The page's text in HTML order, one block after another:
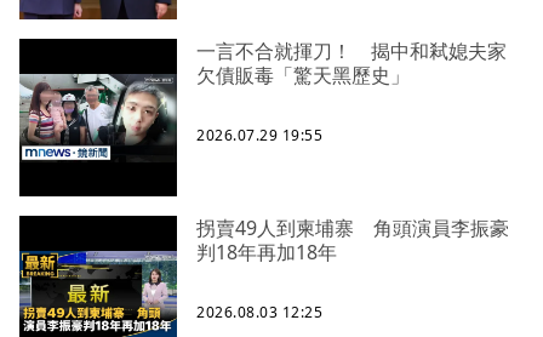
一言不合就揮刀！ 揭中和弒媳夫家
欠債販毒「驚天黑歷史」
2026.07.29 19:55
拐賣49人到柬埔寨 角頭演員李振豪
判18年再加18年
2026.08.03 12:25